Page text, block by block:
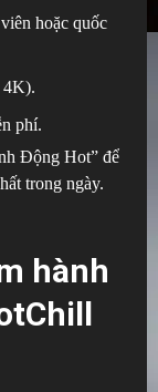
hoặc quốc
4K).
phí.
Động Hot” để
trong ngày.
hành